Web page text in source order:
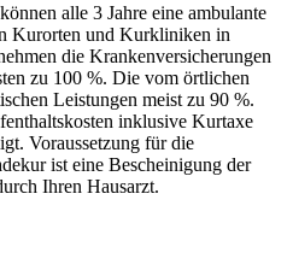
alle 3 Jahre eine ambulante
Kurorten und Kurkliniken in
die Krankenversicherungen
zu 100 %. Die vom örtlichen
Leistungen meist zu 90 %.
inklusive Kurtaxe
Voraussetzung für die
ist eine Bescheinigung der
Ihren Hausarzt.